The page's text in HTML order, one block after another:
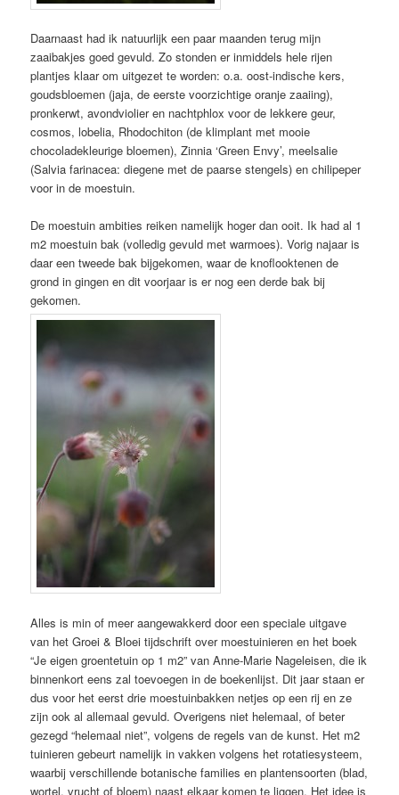
Daarnaast had ik natuurlijk een paar maanden terug mijn
zaaibakjes goed gevuld. Zo stonden er inmiddels hele rijen
plantjes klaar om uitgezet te worden: o.a. oost-indische kers,
goudsbloemen (jaja, de eerste voorzichtige oranje zaaiing),
pronkerwt, avondviolier en nachtphlox voor de lekkere geur,
cosmos, lobelia, Rhodochiton (de klimplant met mooie
chocoladekleurige bloemen), Zinnia ‘Green Envy’, meelsalie
(Salvia farinacea: diegene met de paarse stengels) en chilipeper
voor in de moestuin.
De moestuin ambities reiken namelijk hoger dan ooit. Ik had al 1
m2 moestuin bak (volledig gevuld met warmoes). Vorig najaar is
daar een tweede bak bijgekomen, waar de knoflooktenen de
grond in gingen en dit voorjaar is er nog een derde bak bij
gekomen.
Alles is min of meer aangewakkerd door een speciale uitgave
van het Groei & Bloei tijdschrift over moestuinieren en het boek
“Je eigen groentetuin op 1 m2” van Anne-Marie Nageleisen, die ik
binnenkort eens zal toevoegen in de boekenlijst. Dit jaar staan er
dus voor het eerst drie moestuinbakken netjes op een rij en ze
zijn ook al allemaal gevuld. Overigens niet helemaal, of beter
gezegd “helemaal niet”, volgens de regels van de kunst. Het m2
tuinieren gebeurt namelijk in vakken volgens het rotatiesysteem,
waarbij verschillende botanische families en plantensoorten (blad,
wortel, vrucht of bloem) naast elkaar komen te liggen. Het idee is